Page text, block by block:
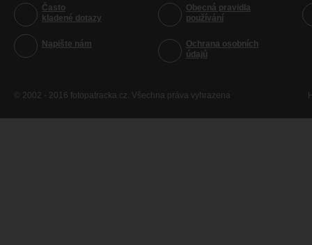
Často
kladené dotazy
Napište nám
Obecná pravidla
používání
Ochrana osobních
údajů
© 2002 - 2016 fotopatracka.cz. Všechna práva vyhrazena